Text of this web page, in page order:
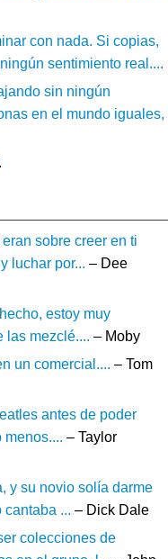
con nada. Si copias,
sentimiento real....
sin ningún
en el mundo iguales,
sobre creer en ti
luchar por... – Dee
estoy muy
las mezclé.... – Moby
un comercial.... – Tom
antes de poder
– Taylor
y su novio solía darme
cantaba ... – Dick Dale
colecciones de